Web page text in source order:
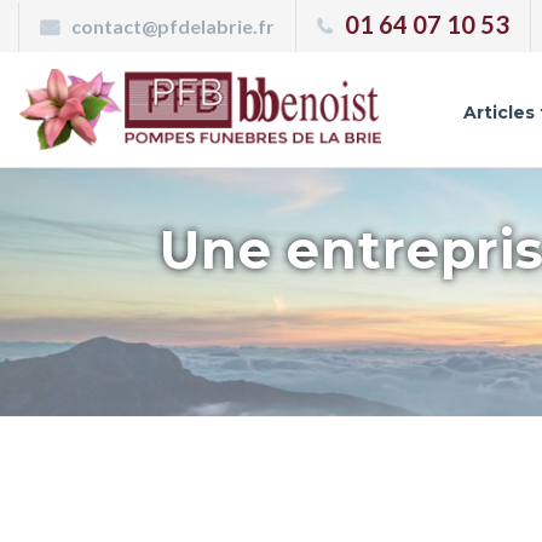
contact@pfdelabrie.fr 01 64 07 10 53
Articles
Une